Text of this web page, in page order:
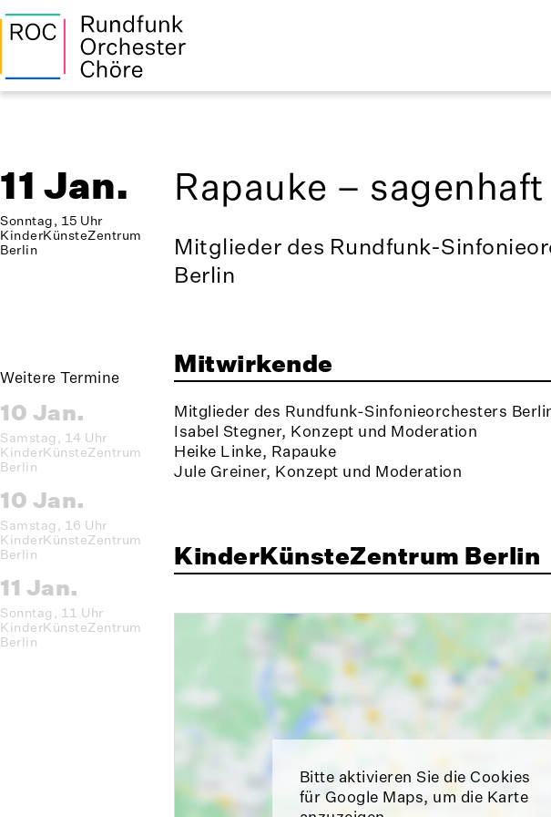
11 Jan.
Sonntag, 15 Uhr
KinderKünsteZentrum
Berlin
Weitere Termine
10 Jan.
Samstag, 14 Uhr
KinderKünsteZentrum
Berlin
10 Jan.
Samstag, 16 Uhr
KinderKünsteZentrum
Berlin
11 Jan.
Sonntag, 11 Uhr
KinderKünsteZentrum
Berlin
Rapauke – sagenhaft
Mitglieder des Rundfunk-
Berlin
Mitwirkende
Mitglieder des Rundfunk-Sinfonieorchesters
Isabel Stegner, Konzept und Moderation
Heike Linke, Rapauke
Jule Greiner, Konzept und Moderation
KinderKünsteZentrum Berlin
Bitte aktivieren Sie die Cookies
für Google Maps, um die Karte